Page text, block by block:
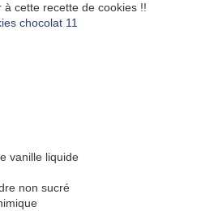
à cette recette de cookies !!
vanille liquide
non sucré